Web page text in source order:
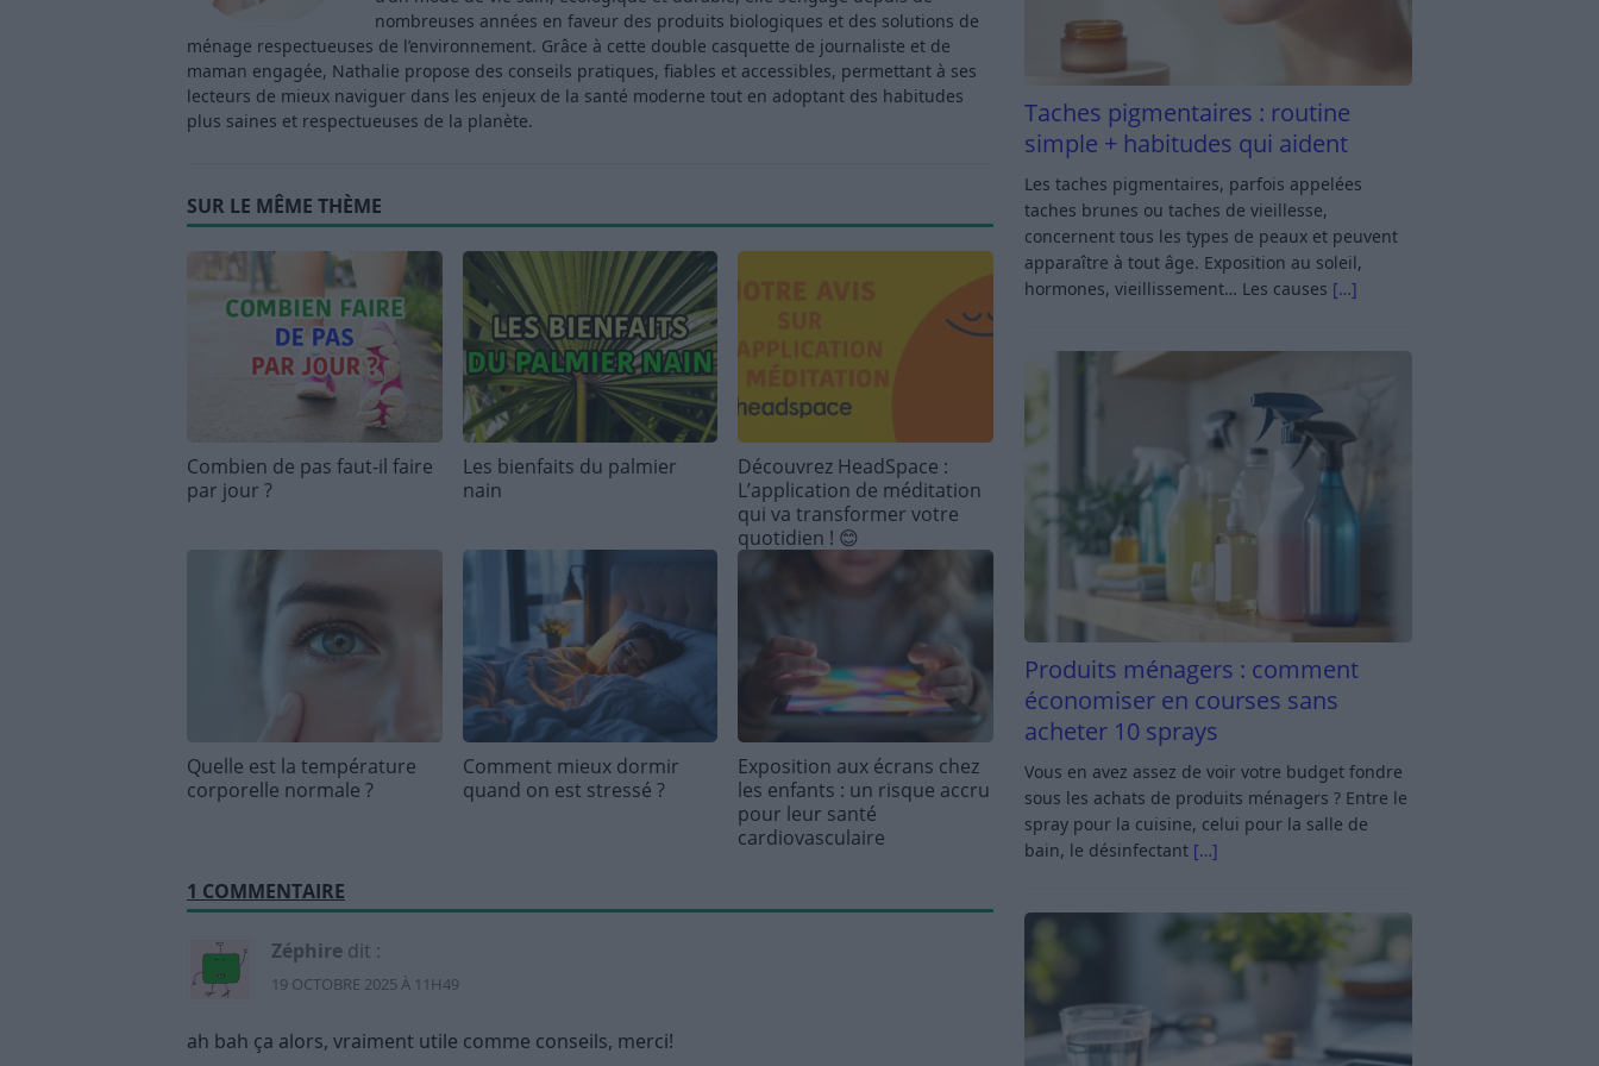
nombreuses années en faveur des produits biologiques et des solutions de
ménage respectueuses de l’environnement. Grâce à cette double casquette de journaliste et de
maman engagée, Nathalie propose des conseils pratiques, fiables et accessibles, permettant à ses
lecteurs de mieux naviguer dans les enjeux de la santé moderne tout en adoptant des habitudes
plus saines et respectueuses de la planète.
SUR LE MÊME THÈME
Combien de pas faut-il faire
par jour ?
Les bienfaits du palmier
nain
Découvrez HeadSpace :
L’application de méditation
qui va transformer votre
quotidien ! 😊
Quelle est la température
corporelle normale ?
Comment mieux dormir
quand on est stressé ?
Exposition aux écrans chez
les enfants : un risque accru
pour leur santé
cardiovasculaire
1 COMMENTAIRE
Zéphire dit :
19 OCTOBRE 2025 À 11H49
ah bah ça alors, vraiment utile comme conseils, merci!
Taches pigmentaires : routine
simple + habitudes qui aident
Les taches pigmentaires, parfois appelées
taches brunes ou taches de vieillesse,
concernent tous les types de peaux et peuvent
apparaître à tout âge. Exposition au soleil,
hormones, vieillissement… Les causes […]
Produits ménagers : comment
économiser en courses sans
acheter 10 sprays
Vous en avez assez de voir votre budget fondre
sous les achats de produits ménagers ? Entre le
spray pour la cuisine, celui pour la salle de
bain, le désinfectant […]